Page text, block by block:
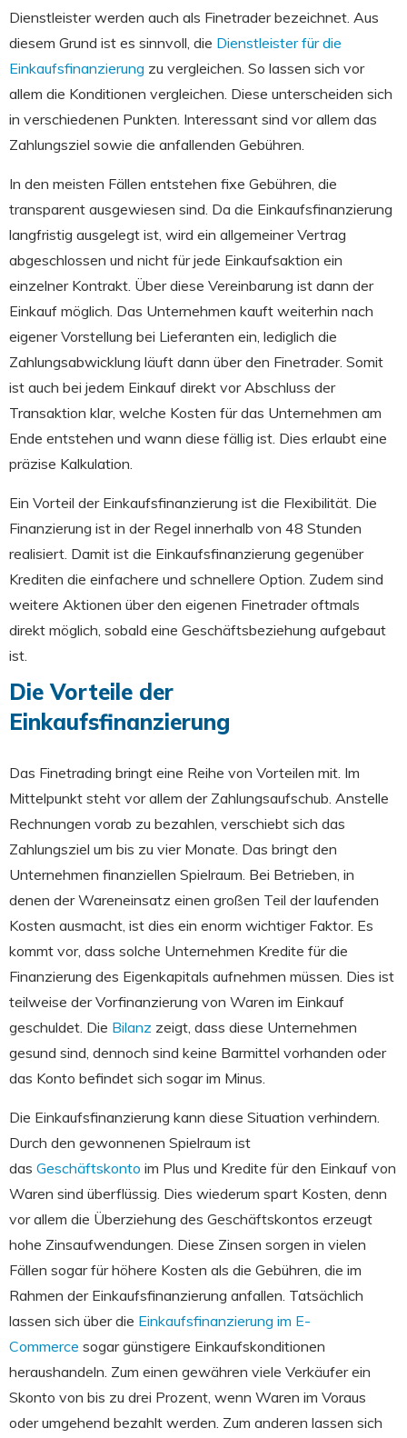
Dienstleister werden auch als Finetrader bezeichnet. Aus
diesem Grund ist es sinnvoll, die Dienstleister für die
Einkaufsfinanzierung zu vergleichen. So lassen sich vor
allem die Konditionen vergleichen. Diese unterscheiden sich
in verschiedenen Punkten. Interessant sind vor allem das
Zahlungsziel sowie die anfallenden Gebühren.
In den meisten Fällen entstehen fixe Gebühren, die
transparent ausgewiesen sind. Da die Einkaufsfinanzierung
langfristig ausgelegt ist, wird ein allgemeiner Vertrag
abgeschlossen und nicht für jede Einkaufsaktion ein
einzelner Kontrakt. Über diese Vereinbarung ist dann der
Einkauf möglich. Das Unternehmen kauft weiterhin nach
eigener Vorstellung bei Lieferanten ein, lediglich die
Zahlungsabwicklung läuft dann über den Finetrader. Somit
ist auch bei jedem Einkauf direkt vor Abschluss der
Transaktion klar, welche Kosten für das Unternehmen am
Ende entstehen und wann diese fällig ist. Dies erlaubt eine
präzise Kalkulation.
Ein Vorteil der Einkaufsfinanzierung ist die Flexibilität. Die
Finanzierung ist in der Regel innerhalb von 48 Stunden
realisiert. Damit ist die Einkaufsfinanzierung gegenüber
Krediten die einfachere und schnellere Option. Zudem sind
weitere Aktionen über den eigenen Finetrader oftmals
direkt möglich, sobald eine Geschäftsbeziehung aufgebaut
ist.
Die Vorteile der
Einkaufsfinanzierung
Das Finetrading bringt eine Reihe von Vorteilen mit. Im
Mittelpunkt steht vor allem der Zahlungsaufschub. Anstelle
Rechnungen vorab zu bezahlen, verschiebt sich das
Zahlungsziel um bis zu vier Monate. Das bringt den
Unternehmen finanziellen Spielraum. Bei Betrieben, in
denen der Wareneinsatz einen großen Teil der laufenden
Kosten ausmacht, ist dies ein enorm wichtiger Faktor. Es
kommt vor, dass solche Unternehmen Kredite für die
Finanzierung des Eigenkapitals aufnehmen müssen. Dies ist
teilweise der Vorfinanzierung von Waren im Einkauf
geschuldet. Die Bilanz zeigt, dass diese Unternehmen
gesund sind, dennoch sind keine Barmittel vorhanden oder
das Konto befindet sich sogar im Minus.
Die Einkaufsfinanzierung kann diese Situation verhindern.
Durch den gewonnenen Spielraum ist
das Geschäftskonto im Plus und Kredite für den Einkauf von
Waren sind überflüssig. Dies wiederum spart Kosten, denn
vor allem die Überziehung des Geschäftskontos erzeugt
hohe Zinsaufwendungen. Diese Zinsen sorgen in vielen
Fällen sogar für höhere Kosten als die Gebühren, die im
Rahmen der Einkaufsfinanzierung anfallen. Tatsächlich
lassen sich über die Einkaufsfinanzierung im E-
Commerce sogar günstigere Einkaufskonditionen
heraushandeln. Zum einen gewähren viele Verkäufer ein
Skonto von bis zu drei Prozent, wenn Waren im Voraus
oder umgehend bezahlt werden. Zum anderen lassen sich